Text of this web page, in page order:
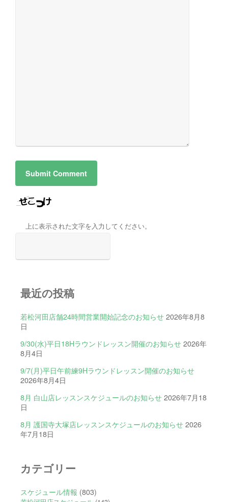
上に表示された文字を入力してください。
最近の投稿
若松河田店舗24時間営業開始記念のお知らせ 2026年8月8
日
9/30(水)平日18Hラウンドレッスン開催のお知らせ 2026年
8月4日
9/7(月)平日午前練9Hラウンドレッスン開催のお知らせ
2026年8月4日
8月 白山店レッスンスケジュールのお知らせ 2026年7月18
日
8月 護国寺大塚店レッスンスケジュールのお知らせ 2026
年7月18日
カテゴリー
スケジュール情報 (803)